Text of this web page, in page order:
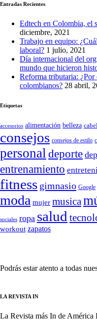
Entradas Recientes
Edtech en Colombia, el
diciembre, 2021
Trabajo en equipo:
laboral? 1 julio, 2021
Día internacional del
mundo que hicieron
Reforma tributaria:
colombianos? 28 abril,
Etiquetas
accesorios alimentación belleza
consejos consejos de estilo
personal deporte
entrenamiento
fitness gimnasio Google
moda mujer musica
sociales ropa salud
workout zapatos
Podrás estar atento a todas
LA REVISTA IN
La Revista más In de América